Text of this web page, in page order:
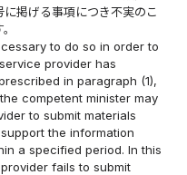
掲げる事項につき不実のこ
to do so in order to
provider has
in paragraph (1),
competent minister may
to submit materials
the information
a specified period. In this
fails to submit